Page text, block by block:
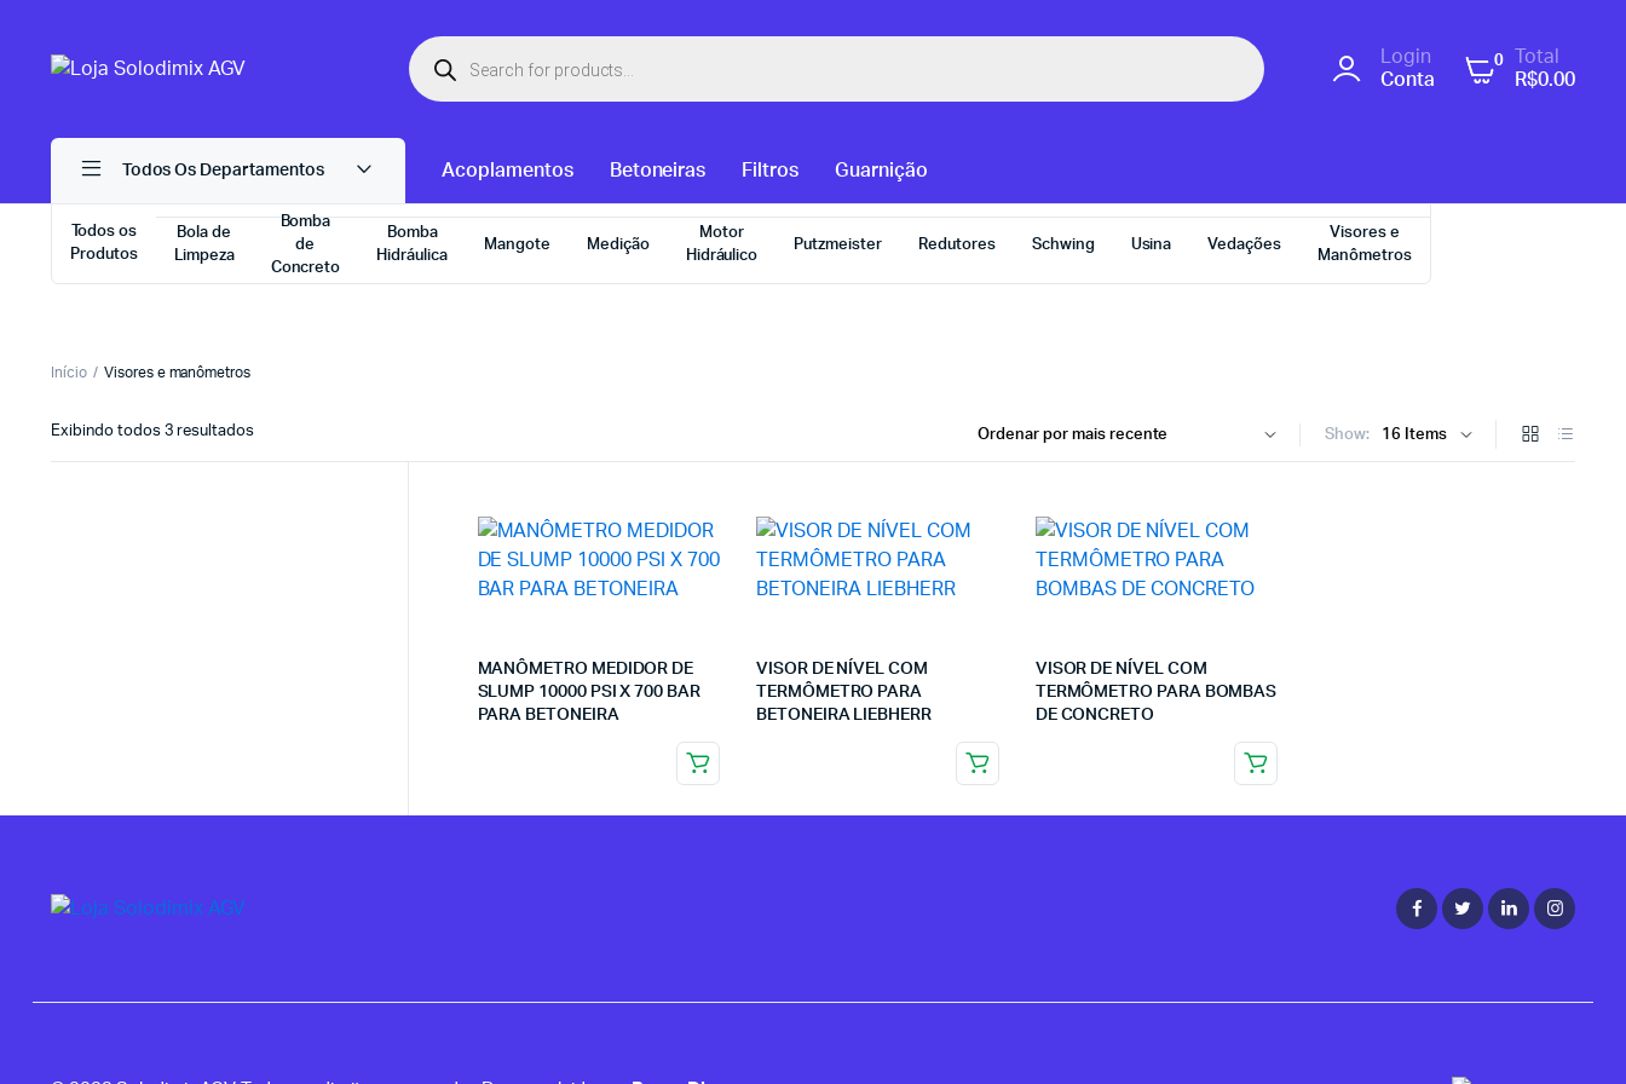
Pesquisar
produtos
Login
Conta
0
Total
R$0.00
Todos Os Departamentos
Todos os
Produtos
Bola de
Limpeza
Bomba
de
Concreto
Bomba
Hidráulica
Mangote Medição
Motor
Hidráulico
Putzmeister Redutores Schwing Usina Vedações
Visores e
Manômetros
Acoplamentos Betoneiras Filtros Guarnição
Início Visores e manômetros
Show:
Exibindo todos 3 resultados
MANÔMETRO MEDIDOR DE
SLUMP 10000 PSI X 700 BAR
PARA BETONEIRA
VISOR DE NÍVEL COM
TERMÔMETRO PARA
BETONEIRA LIEBHERR
VISOR DE NÍVEL COM
TERMÔMETRO PARA BOMBAS
DE CONCRETO